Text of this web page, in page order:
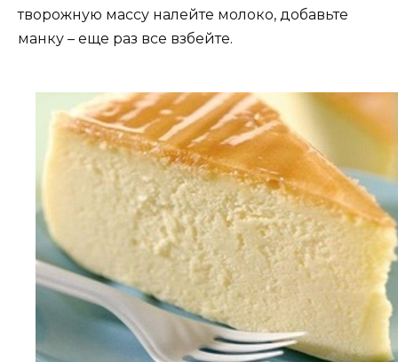
творожную массу налейте молоко, добавьте
манку – еще раз все взбейте.